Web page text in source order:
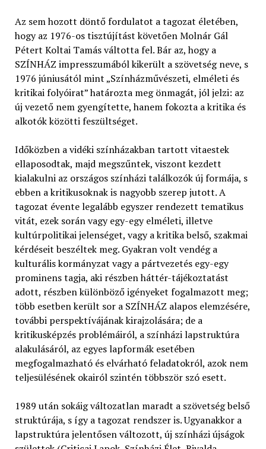
Az sem hozott döntő fordulatot a tagozat életében,
hogy az 1976-os tisztújítást követően Molnár Gál
Pétert Koltai Tamás váltotta fel. Bár az, hogy a
SZÍNHÁZ impresszumából kikerült a szövetség neve, s
1976 júniusától mint „Színházművészeti, elméleti és
kritikai folyóirat” határozta meg önmagát, jól jelzi: az
új vezető nem gyengítette, hanem fokozta a kritika és
alkotók közötti feszültséget.
Időközben a vidéki színházakban tartott vitaestek
ellaposodtak, majd megszűntek, viszont kezdett
kialakulni az országos színházi találkozók új formája, s
ebben a kritikusoknak is nagyobb szerep jutott. A
tagozat évente legalább egyszer rendezett tematikus
vitát, ezek során vagy egy-egy elméleti, illetve
kultúrpolitikai jelenséget, vagy a kritika belső, szakmai
kérdéseit beszéltek meg. Gyakran volt vendég a
kulturális kormányzat vagy a pártvezetés egy-egy
prominens tagja, aki részben háttér-tájékoztatást
adott, részben különböző igényeket fogalmazott meg;
több esetben került sor a SZÍNHÁZ alapos elemzésére,
további perspektívájának kirajzolására; de a
kritikusképzés problémáiról, a színházi lapstruktúra
alakulásáról, az egyes lapformák esetében
megfogalmazható és elvárható feladatokról, azok nem
teljesülésének okairól szintén többször szó esett.
1989 után sokáig változatlan maradt a szövetség belső
struktúrája, s így a tagozat rendszer is. Ugyanakkor a
lapstruktúra jelentősen változott, új színházi újságok